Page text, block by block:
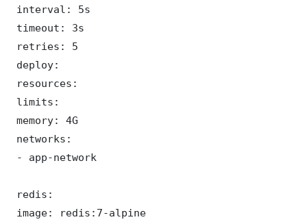
interval: 5s
timeout: 3s
retries: 5
deploy:
resources:
limits:
memory: 4G
networks:
- app-network
redis:
image: redis:7-alpine